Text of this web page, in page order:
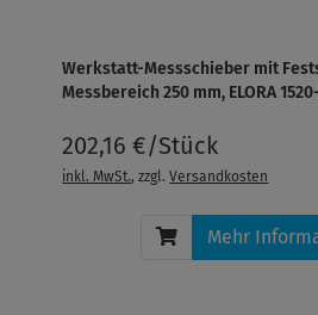
Werkstatt-Messschieber mit
Messbereich 250 mm, ELORA
202,16 €/Stück
inkl. MwSt., zzgl.Versandkosten
Mehr